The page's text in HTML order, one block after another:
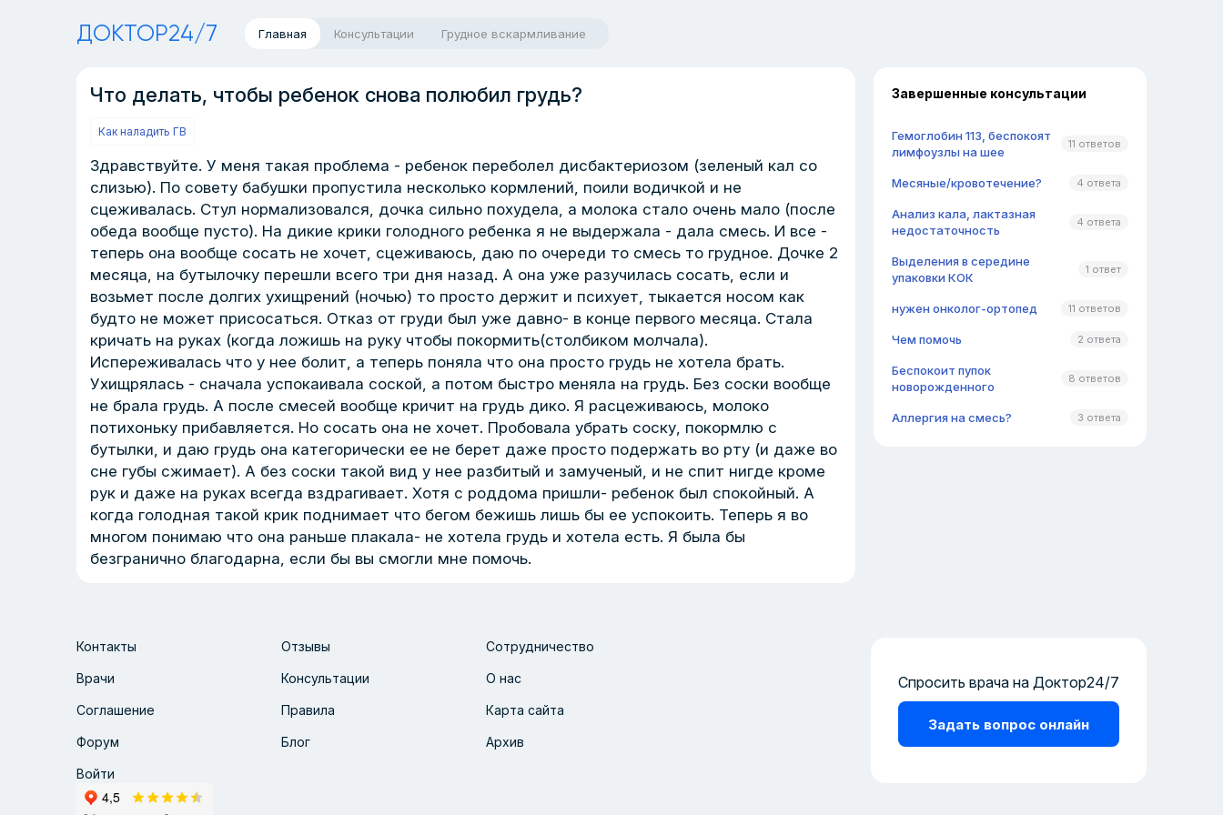
ДОКТОР24/7 Главная Консультации Грудное вскармливание
Что делать, чтобы ребенок снова полюбил грудь?
Как наладить ГВ
Здравствуйте. У меня такая проблема - ребенок переболел дисбактериозом (зеленый кал со
слизью). По совету бабушки пропустила несколько кормлений, поили водичкой и не
сцеживалась. Стул нормализовался, дочка сильно похудела, а молока стало очень мало (после
обеда вообще пусто). На дикие крики голодного ребенка я не выдержала - дала смесь. И все -
теперь она вообще сосать не хочет, сцеживаюсь, даю по очереди то смесь то грудное. Дочке 2
месяца, на бутылочку перешли всего три дня назад. А она уже разучилась сосать, если и
возьмет после долгих ухищрений (ночью) то просто держит и психует, тыкается носом как
будто не может присосаться. Отказ от груди был уже давно- в конце первого месяца. Стала
кричать на руках (когда ложишь на руку чтобы покормить(столбиком молчала).
Испереживалась что у нее болит, а теперь поняла что она просто грудь не хотела брать.
Ухищрялась - сначала успокаивала соской, а потом быстро меняла на грудь. Без соски вообще
не брала грудь. А после смесей вообще кричит на грудь дико. Я расцеживаюсь, молоко
потихоньку прибавляется. Но сосать она не хочет. Пробовала убрать соску, покормлю с
бутылки, и даю грудь она категорически ее не берет даже просто подержать во рту (и даже во
сне губы сжимает). А без соски такой вид у нее разбитый и замученый, и не спит нигде кроме
рук и даже на руках всегда вздрагивает. Хотя с роддома пришли- ребенок был спокойный. А
когда голодная такой крик поднимает что бегом бежишь лишь бы ее успокоить. Теперь я во
многом понимаю что она раньше плакала- не хотела грудь и хотела есть. Я была бы
безгранично благодарна, если бы вы смогли мне помочь.
Завершенные консультации
Гемоглобин 113, беспокоят
лимфоузлы на шее
11 ответов
Месяные/кровотечение? 4 ответа
Анализ кала, лактазная
недостаточность
4 ответа
Выделения в середине
упаковки КОК
1 ответ
нужен онколог-ортопед 11 ответов
Чем помочь 2 ответа
Беспокоит пупок
новорожденного
8 ответов
Аллергия на смесь? 3 ответа
Контакты Отзывы Сотрудничество
Врачи Консультации О нас
Соглашение Правила Карта сайта
Форум Блог Архив
Войти
Спросить врача на Доктор24/7
Задать вопрос онлайн